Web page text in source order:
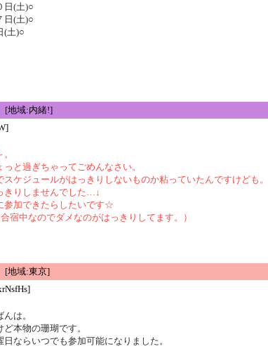
日(土)○
日(土)○
(土)○
[地域:内緒!]
と過ぎちゃってごめんなさい。
スケジュールがはっきりしないものか粘っていたんですけども。
きりしませんでした…↓
参加できたらしたいです☆
合宿中なのでダメなのがはっきりしてます。）
[地域:東京]
は。
本物の珊瑚です。
日ならいつでも参加可能になりました。